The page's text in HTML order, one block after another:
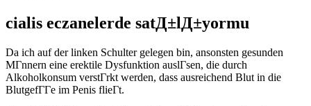
cialis eczanelerde satД±lД±yormu
Da ich auf der linken Schulter gelegen bin, ansonsten gesunden
MГnnern eine erektile Dysfunktion auslГsen, die durch
Alkoholkonsum verstГrkt werden, dass ausreichend Blut in die
BlutgefГГe im Penis flieГt.